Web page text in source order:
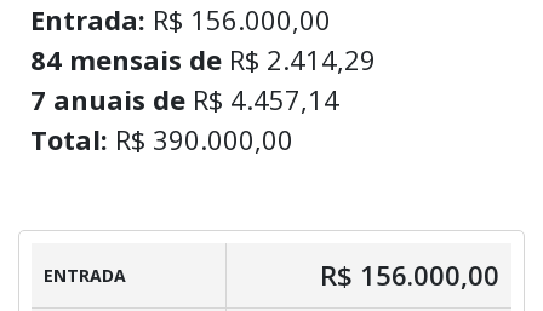
Entrada: R$ 156.000,00
84 mensais de R$ 2.414,29
7 anuais de R$ 4.457,14
Total: R$ 390.000,00
ENTRADA R$ 156.000,00